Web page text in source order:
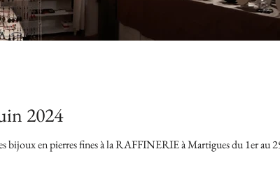
2024
bijoux en pierres fines à la RAFFINERIE à Martigues du 1er au